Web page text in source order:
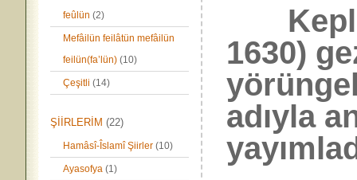
feûlün (2)
Mefâilün feilâtün mefâilün
feilün(fa’lün) (10)
Çeşitli (14)
ŞİİRLERİM (22)
Hamâsî-Îslamî Şiirler (10)
Ayasofya (1)
1630)
adıyla